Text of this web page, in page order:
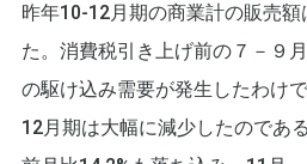
昨年10-12月期の商業計の販売額
た。消費税引き上げ前の７－９
の駆け込み需要が発生したわけ
12月期は大幅に減少したのであ